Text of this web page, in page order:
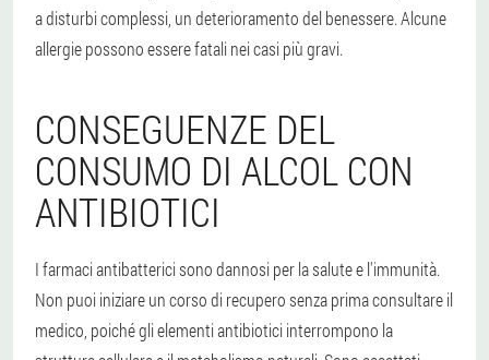
a disturbi complessi, un deterioramento del benessere. Alcune
allergie possono essere fatali nei casi più gravi.
CONSEGUENZE DEL
CONSUMO DI ALCOL CON
ANTIBIOTICI
I farmaci antibatterici sono dannosi per la salute e l'immunità.
Non puoi iniziare un corso di recupero senza prima consultare il
medico, poiché gli elementi antibiotici interrompono la